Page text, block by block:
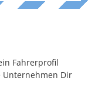
Fahrerprofil
Unternehmen Dir